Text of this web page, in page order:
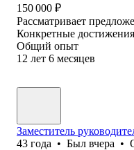
150 000 ₽
Рассматривает
Конкретные достижения
Общий опыт
12 лет 6 месяцев
Заместитель
43 года • Был вчера •